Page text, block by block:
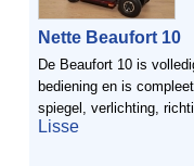
Nette Beaufort 10
De Beaufort 10 is
bediening en is
spiegel, verlichting,
boodschappenmand
Lisse